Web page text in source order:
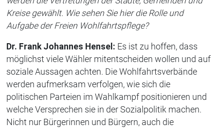
Kreise gewählt. Wie sehen Sie hier die Rolle und
Aufgabe der Freien Wohlfahrtspflege?
Dr. Frank Johannes Hensel: Es ist zu hoffen, dass
möglichst viele Wähler mitentscheiden wollen und auf
soziale Aussagen achten. Die Wohlfahrtsverbände
werden aufmerksam verfolgen, wie sich die
politischen Parteien im Wahlkampf positionieren und
welche Versprechen sie in der Sozialpolitik machen.
Nicht nur Bürgerinnen und Bürgern, auch die